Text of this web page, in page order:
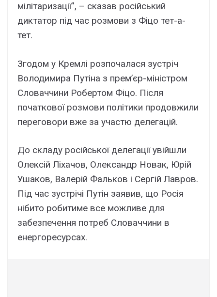
мілітаризації”, – сказав російський
диктатор під час розмови з Фіцо тет-а-
тет.
Згодом у Кремлі розпочалася зустріч
Володимира Путіна з прем’єр-міністром
Словаччини Робертом Фіцо. Після
початкової розмови політики продовжили
переговори вже за участю делегацій.
До складу російської делегації увійшли
Олексій Ліхачов, Олександр Новак, Юрій
Ушаков, Валерій Фальков і Сергій Лавров.
Під час зустрічі Путін заявив, що Росія
нібито робитиме все можливе для
забезпечення потреб Словаччини в
енергоресурсах.